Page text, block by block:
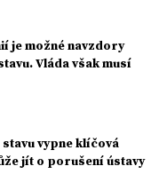
je možné navzdory
Vláda však musí
vypne klíčová
jít o porušení ústavy